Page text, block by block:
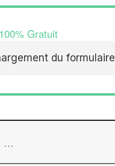
Gratuit
du formulaire